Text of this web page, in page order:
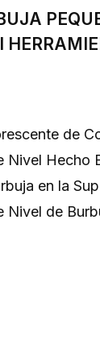
de
Nivel Hecho
en la
Nivel de